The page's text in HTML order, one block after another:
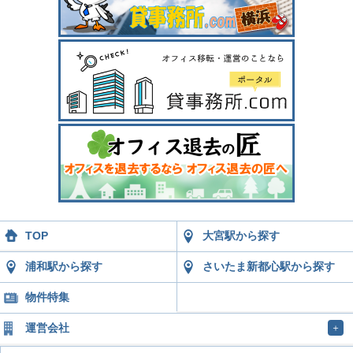
TOP 大宮駅から探す
浦和駅から探す さいたま新都心駅から探す
物件特集
運営会社 ＋